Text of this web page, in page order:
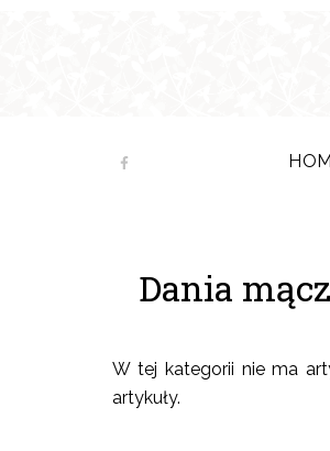
Dania
W tej kategorii nie ma
artykuły.